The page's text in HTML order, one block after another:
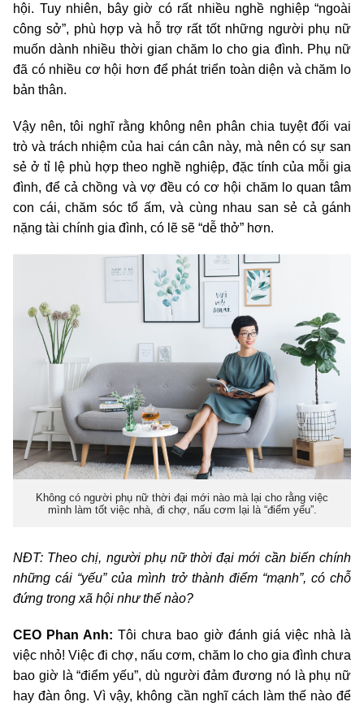
hội. Tuy nhiên, bây giờ có rất nhiều nghề nghiệp “ngoài
công sở”, phù hợp và hỗ trợ rất tốt những người phụ nữ
muốn dành nhiều thời gian chăm lo cho gia đình. Phụ nữ
đã có nhiều cơ hội hơn để phát triển toàn diện và chăm lo
bản thân.
Vậy nên, tôi nghĩ rằng không nên phân chia tuyệt đối vai
trò và trách nhiệm của hai cán cân này, mà nên có sự san
sẻ ở tỉ lệ phù hợp theo nghề nghiệp, đặc tính của mỗi gia
đình, để cả chồng và vợ đều có cơ hội chăm lo quan tâm
con cái, chăm sóc tổ ấm, và cùng nhau san sẻ cả gánh
nặng tài chính gia đình, có lẽ sẽ “dễ thở” hơn.
Không có người phụ nữ thời đại mới nào mà lại cho rằng việc
mình làm tốt việc nhà, đi chợ, nấu cơm lại là “điểm yếu”.
NĐT: Theo chị, người phụ nữ thời đại mới cần biến chính
những cái “yếu” của mình trở thành điểm “mạnh”, có chỗ
đứng trong xã hội như thế nào?
CEO Phan Anh: Tôi chưa bao giờ đánh giá việc nhà là
việc nhỏ! Việc đi chợ, nấu cơm, chăm lo cho gia đình chưa
bao giờ là “điểm yếu”, dù người đảm đương nó là phụ nữ
hay đàn ông. Vì vậy, không cần nghĩ cách làm thế nào để